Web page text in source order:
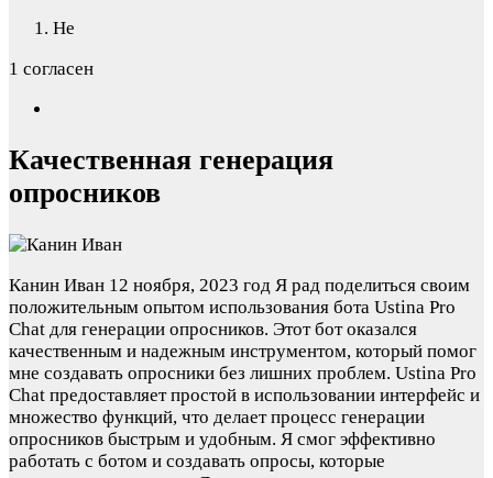
Не
1 согласен
Качественная генерация
опросников
Канин Иван 12 ноября, 2023 год Я рад поделиться своим
положительным опытом использования бота Ustina Pro
Chat для генерации опросников. Этот бот оказался
качественным и надежным инструментом, который помог
мне создавать опросники без лишних проблем. Ustina Pro
Chat предоставляет простой в использовании интерфейс и
множество функций, что делает процесс генерации
опросников быстрым и удобным. Я смог эффективно
работать с ботом и создавать опросы, которые